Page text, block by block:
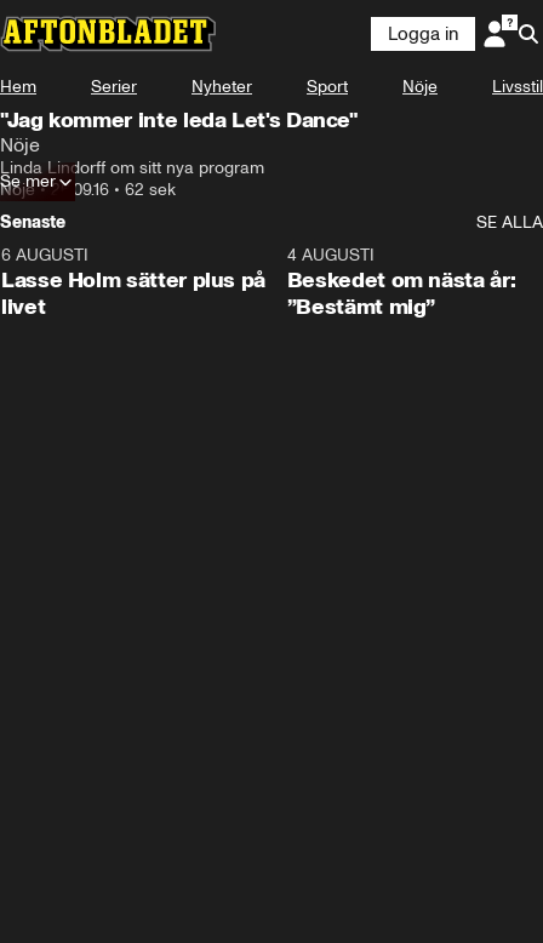
Logga in
Hem Serier Nyheter Sport Nöje Livsstil
"Jag kommer inte leda Let's Dance"
Nöje
Linda Lindorff om sitt nya program
Nöje•26.09.16 • 62 sek
Se mer
Senaste
SE ALLA
6 AUGUSTI
Lasse Holm sätter plus på
livet
4 AUGUSTI
Beskedet om nästa år:
”Bestämt mig”